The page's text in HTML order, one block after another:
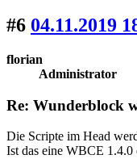
#6 04.11.2019
florian
Administrator
Re: Wunderblock
Die Scripte im Head
Ist das eine WBCE 1.4.0